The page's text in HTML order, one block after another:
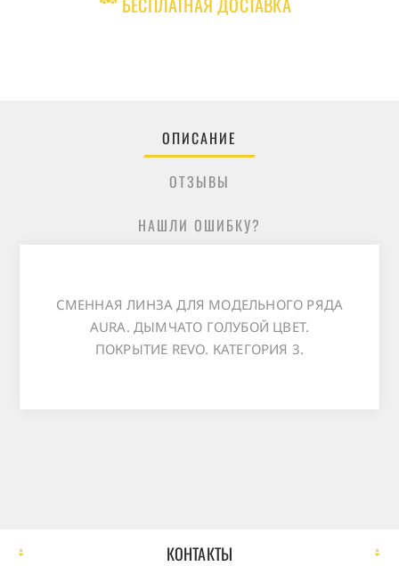
ОПИСАНИЕ
ОТЗЫВЫ
НАШЛИ ОШИБКУ?
СМЕННАЯ ЛИНЗА ДЛЯ МОДЕЛЬНОГО РЯДА
AURA. ДЫМЧАТО ГОЛУБОЙ ЦВЕТ.
ПОКРЫТИЕ REVO. КАТЕГОРИЯ 3.
КОНТАКТЫ